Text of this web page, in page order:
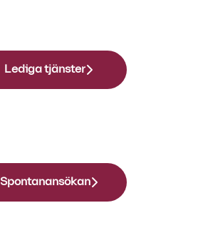
Lediga tjänster
Spontanansökan